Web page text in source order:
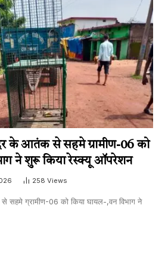
के आतंक से सहमे ग्रामीण-06 को
ने शुरू किया रेस्क्यू ऑपरेशन
258 Views
सहमे ग्रामीण-06 को किया घायल-,वन विभाग ने